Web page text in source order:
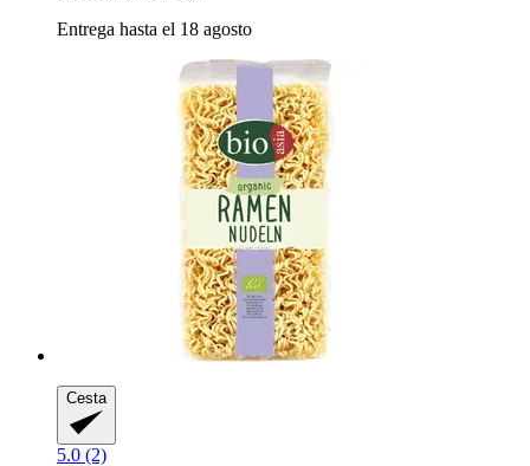
Entrega hasta el 18 agosto
Cesta
5.0 (2)